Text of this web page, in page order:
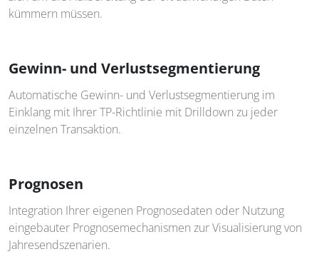
kümmern müssen.
Gewinn- und Verlustsegmentierung
Automatische Gewinn- und Verlustsegmentierung im
Einklang mit Ihrer TP-Richtlinie mit Drilldown zu jeder
einzelnen Transaktion.
Prognosen
Integration Ihrer eigenen Prognosedaten oder Nutzung
eingebauter Prognosemechanismen zur Visualisierung von
Jahresendszenarien.